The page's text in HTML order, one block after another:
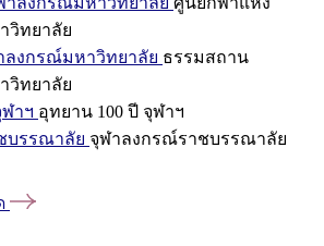
วิทยาลัย
ลงกรณ์มหาวิทยาลัย ธรรมสถาน
วิทยาลัย
าฯ อุทยาน 100 ปี จุฬาฯ
บรรณาลัย จุฬาลงกรณ์ราชบรรณาลัย